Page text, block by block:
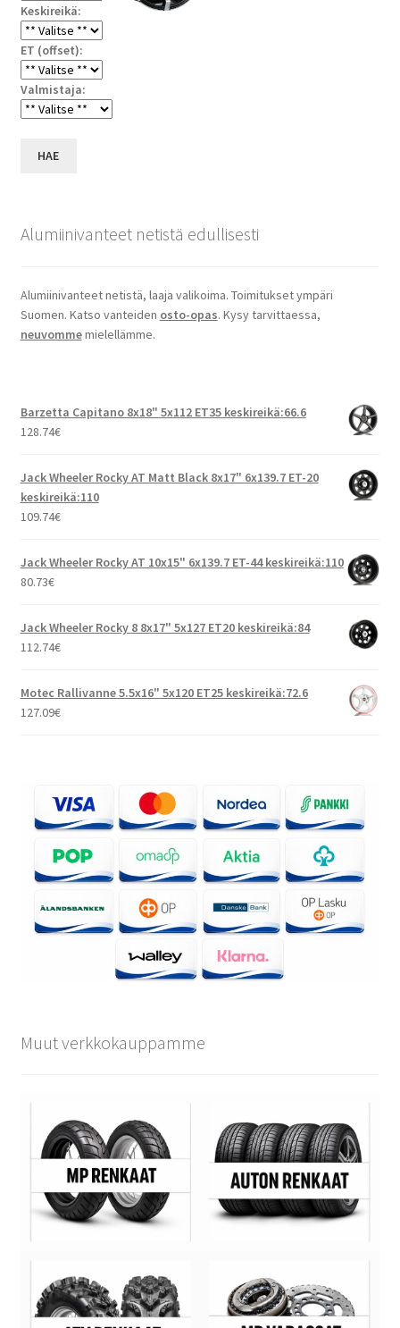
Keskireikä:
ET (offset):
Valmistaja:
HAE
Alumiinivanteet netistä edullisesti
Alumiinivanteet netistä, laaja valikoima. Toimitukset ympäri
Suomen. Katso vanteiden osto-opas. Kysy tarvittaessa,
neuvommemielellämme.
Barzetta Capitano 8x18" 5x112 ET35 keskireikä:66.6
128.74€
Jack Wheeler Rocky AT Matt Black 8x17" 6x139.7 ET-20
keskireikä:110
109.74€
Jack Wheeler Rocky AT 10x15" 6x139.7 ET-44 keskireikä:110
80.73€
Jack Wheeler Rocky 8 8x17" 5x127 ET20 keskireikä:84
112.74€
Motec Rallivanne 5.5x16" 5x120 ET25 keskireikä:72.6
127.09€
Muut verkkokauppamme